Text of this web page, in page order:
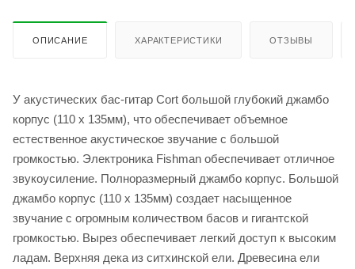
ОПИСАНИЕ ХАРАКТЕРИСТИКИ ОТЗЫВЫ
У акустических бас-гитар Cort большой глубокий джамбо
корпус (110 х 135мм), что обеспечивает объемное
естественное акустическое звучание с большой
громкостью. Электроника Fishman обеспечивает отличное
звукоусиление. Полноразмерный джамбо корпус. Большой
джамбо корпус (110 х 135мм) создает насыщенное
звучание с огромным количеством басов и гигантской
громкостью. Вырез обеспечивает легкий доступ к высоким
ладам. Верхняя дека из ситхинской ели. Древесина ели